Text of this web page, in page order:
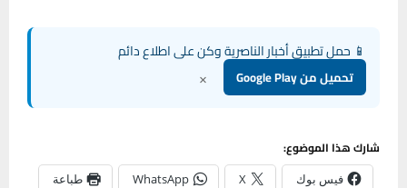
📱 حمل تطبيق أخبار الناصرية وكن على اطلاع دائم
تحميل من Google Play ×
شارك هذا الموضوع:
فيس بوك X
WhatsApp طباعة